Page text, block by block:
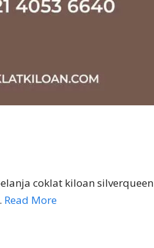
coklat kiloan silverqueen
Read More